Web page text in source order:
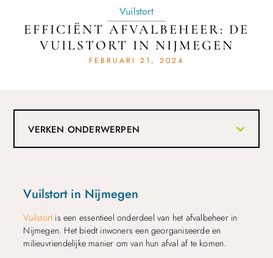
Vuilstort
EFFICIËNT AFVALBEHEER: DE
VUILSTORT IN NIJMEGEN
FEBRUARI 21, 2024
Vuilstort in Nijmegen
Vuilstort is een essentieel onderdeel van het afvalbeheer in
Nijmegen. Het biedt inwoners een georganiseerde en
milieuvriendelijke manier om van hun afval af te komen.
VERKEN ONDERWERPEN